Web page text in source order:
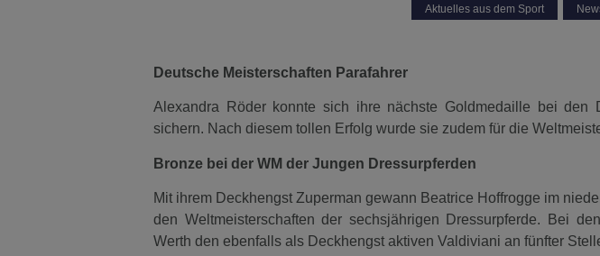
Aktuelles aus dem Sport
Deutsche Meisterschaften Parafahrer
Alexandra Röder konnte sich ihre nächste Goldmedaille bei den
sichern. Nach diesem tollen Erfolg wurde sie zudem für die
Bronze bei der WM der Jungen Dressurpferden
Mit ihrem Deckhengst Zuperman gewann Beatrice Hoffrogge im
den Weltmeisterschaften der sechsjährigen Dressurpferde. Bei
Werth den ebenfalls als Deckhengst aktiven Valdiviani an fünfter